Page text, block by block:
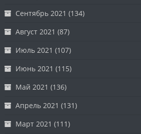
Сентябрь 2021 (134)
Август 2021 (87)
Июль 2021 (107)
Июнь 2021 (115)
Май 2021 (136)
Апрель 2021 (131)
Март 2021 (111)